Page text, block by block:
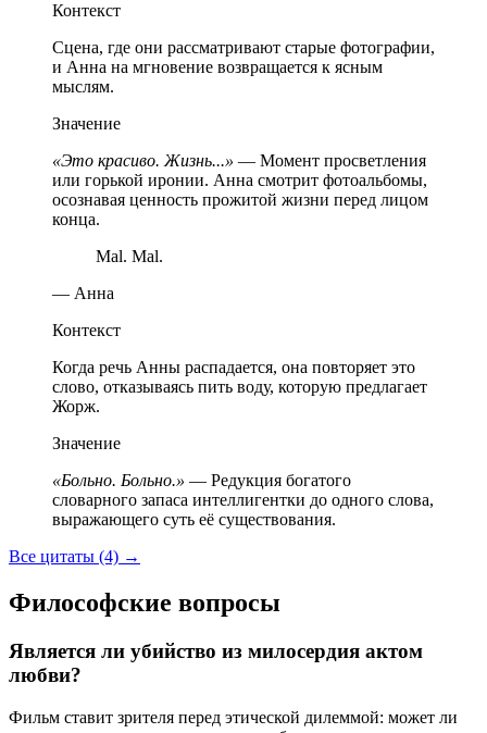
Контекст
Сцена, где они рассматривают старые фотографии,
и Анна на мгновение возвращается к ясным
мыслям.
Значение
«Это красиво. Жизнь...» — Момент просветления
или горькой иронии. Анна смотрит фотоальбомы,
осознавая ценность прожитой жизни перед лицом
конца.
Mal. Mal.
— Анна
Контекст
Когда речь Анны распадается, она повторяет это
слово, отказываясь пить воду, которую предлагает
Жорж.
Значение
«Больно. Больно.» — Редукция богатого
словарного запаса интеллигентки до одного слова,
выражающего суть её существования.
Все цитаты (4) →
Философские вопросы
Является ли убийство из милосердия актом
любви?
Фильм ставит зрителя перед этической дилеммой: может ли